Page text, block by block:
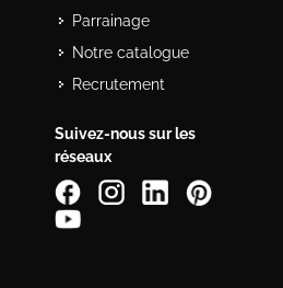
Parrainage
Notre catalogue
Recrutement
Suivez-nous sur les
réseaux